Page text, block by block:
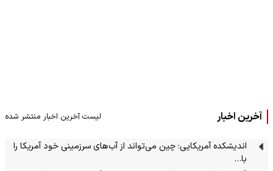
آخرین اخبار لیست آخرین اخبار منتشر شده
اندیشکده آمریکایی: چین می‌تواند از آب‌های سرزمینی خود آمریکا را
با…